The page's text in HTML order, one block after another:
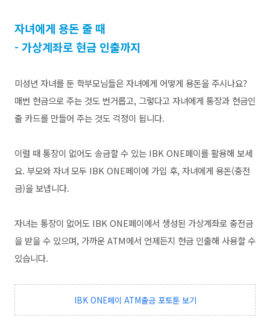
자녀에게 용돈 줄 때
- 가상계좌로 현금 인출까지
미성년 자녀를 둔 학부모님들은 자녀에게 어떻게 용돈을 주시나요?
매번 현금으로 주는 것도 번거롭고, 그렇다고 자녀에게 통장과 현금인
출 카드를 만들어 주는 것도 걱정이 됩니다.
이럴 때 통장이 없어도 송금할 수 있는 IBK ONE페이를 활용해 보세
요. 부모와 자녀 모두 IBK ONE페이에 가입 후, 자녀에게 용돈(충전
금)을 보냅니다.
자녀는 통장이 없어도 IBK ONE페이에서 생성된 가상계좌로 충전금
을 받을 수 있으며, 가까운 ATM에서 언제든지 현금 인출해 사용할 수
있습니다.
IBK ONE페이 ATM출금 포토툰 보기